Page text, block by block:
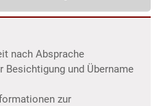
nach Absprache
Besichtigung und Übername
zur